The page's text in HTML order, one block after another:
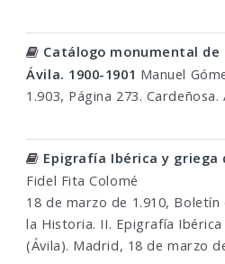
Catálogo monumental de
Ávila. 1900-1901 Manuel
1.903, Página 273.
Epigrafía Ibérica y griega
Fidel Fita Colomé
18 de marzo de 1.910, Boletín
la Historia. II. Epigrafía
(Ávila). Madrid, 18 de marzo